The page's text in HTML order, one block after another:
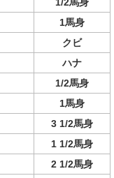
1馬身
クビ
ハナ
1/2馬身
1馬身
3 1/2馬身
1 1/2馬身
2 1/2馬身